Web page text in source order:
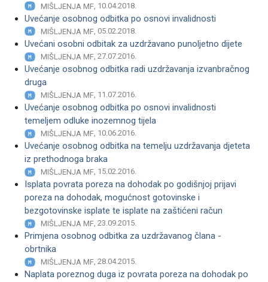
MIŠLJENJA MF , 10.04.2018.
Uvećanje osobnog odbitka po osnovi invalidnosti
MIŠLJENJA MF , 05.02.2018.
Uvećani osobni odbitak za uzdržavano punoljetno dijete
MIŠLJENJA MF , 27.07.2016.
Uvećanje osobnog odbitka radi uzdržavanja izvanbračnog
druga
MIŠLJENJA MF, 11.07.2016.
Uvećanje osobnog odbitka po osnovi invalidnosti
temeljem odluke inozemnog tijela
MIŠLJENJA MF, 10.06.2016.
Uvećanje osobnog odbitka na temelju uzdržavanja djeteta
iz prethodnoga braka
MIŠLJENJA MF, 15.02.2016.
Isplata povrata poreza na dohodak po godišnjoj prijavi
poreza na dohodak, mogućnost gotovinske i
bezgotovinske isplate te isplate na zaštićeni račun
MIŠLJENJA MF, 23.09.2015.
Primjena osobnog odbitka za uzdržavanog člana -
obrtnika
MIŠLJENJA MF, 28.04.2015.
Naplata poreznog duga iz povrata poreza na dohodak po